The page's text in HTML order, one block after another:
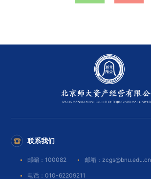
联系我们
邮编：100082 邮箱：zcgs@bnu.edu.cn
电话：010-62209211